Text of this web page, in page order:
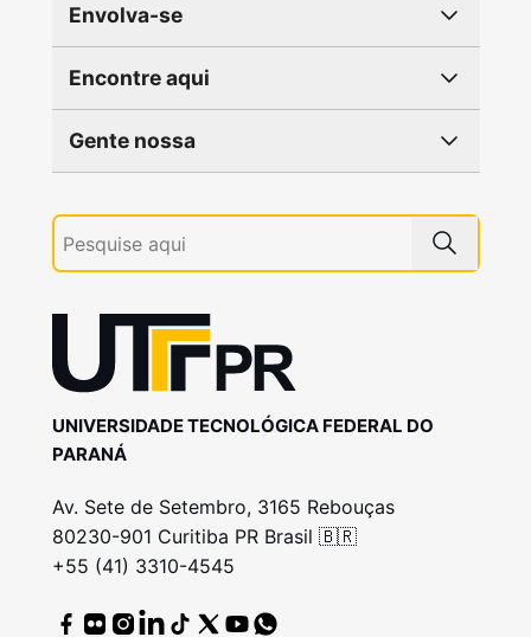
Envolva-se
Encontre aqui
Gente nossa
UNIVERSIDADE TECNOLÓGICA FEDERAL DO
PARANÁ
Av. Sete de Setembro, 3165 Rebouças
80230-901 Curitiba PR Brasil 🇧🇷
+55 (41) 3310-4545